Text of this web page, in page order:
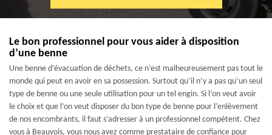
Le bon professionnel pour vous aider à disposition
d’une benne
Une benne d’évacuation de déchets, ce n’est malheureusement pas tout le
monde qui peut en avoir en sa possession. Surtout qu’il n’y a pas qu’un seul
type de benne ou une seule utilisation pour un tel engin. Si l’on veut avoir
le choix et que l’on veut disposer du bon type de benne pour l’enlèvement
de nos encombrants, il faut s’adresser à un professionnel compétent. Chez
vous à Beauvois, vous nous avez comme prestataire de confiance pour